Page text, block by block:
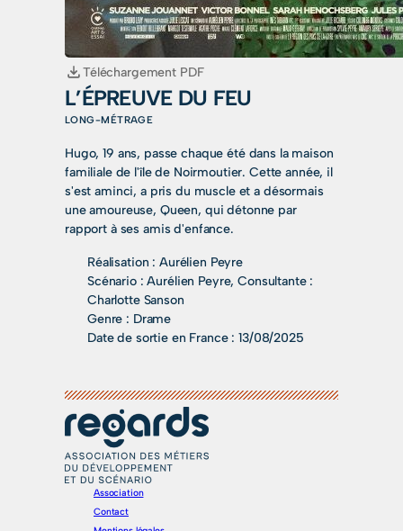
Téléchargement PDF
L’ÉPREUVE DU FEU
LONG-MÉTRAGE
Hugo, 19 ans, passe chaque été dans la maison
familiale de l'île de Noirmoutier. Cette année, il
s'est aminci, a pris du muscle et a désormais
une amoureuse, Queen, qui détonne par
rapport à ses amis d'enfance.
Réalisation :Aurélien Peyre
Scénario :Aurélien Peyre, Consultante :
Charlotte Sanson
Genre : Drame
Date de sortie en France :13/08/2025
Association
Contact